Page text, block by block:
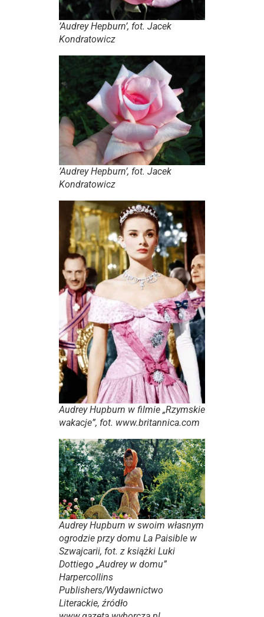
’Audrey Hepburn’, fot. Jacek
Kondratowicz
’Audrey Hepburn’, fot. Jacek
Kondratowicz
Audrey Hupburn w filmie „Rzymskie
wakacje”, fot. www.britannica.com
Audrey Hupburn w swoim własnym
ogrodzie przy domu La Paisible w
Szwajcarii, fot. z książki Luki
Dottiego „Audrey w domu”
Harpercollins
Publishers/Wydawnictwo
Literackie, źródło